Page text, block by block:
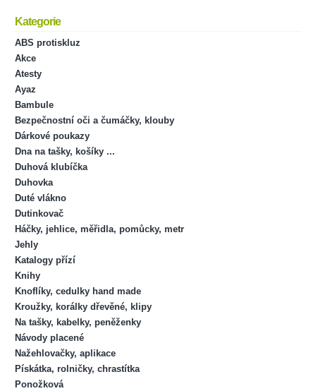
Kategorie
ABS protiskluz
Akce
Atesty
Ayaz
Bambule
Bezpečnostní oči a čumáčky, klouby
Dárkové poukazy
Dna na tašky, košíky ...
Duhová klubíčka
Duhovka
Duté vlákno
Dutinkovač
Háčky, jehlice, měřidla, pomůcky, metr
Jehly
Katalogy přízí
Knihy
Knoflíky, cedulky hand made
Kroužky, korálky dřevěné, klipy
Na tašky, kabelky, peněženky
Návody placené
Nažehlovačky, aplikace
Pískátka, rolničky, chrastítka
Ponožková